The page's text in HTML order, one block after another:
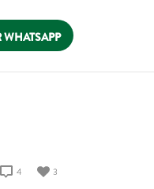
WHATSAPP
3
4